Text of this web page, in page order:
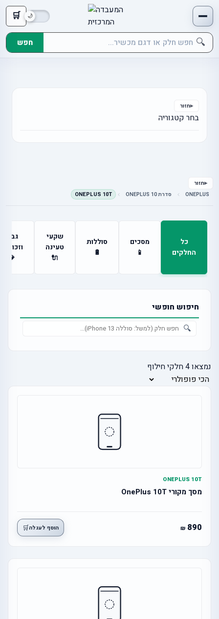
🛒
🔍 חפש
חזור
בחר קטגוריה
חזור
ONEPLUS
סדרת ONEPLUS 10 ONEPLUS 10T
כל
החלקים
מסכים
📱
סוללות
🔋
שקעי
טעינה
🔌
גבים
💎
חיפוש חופשי
🔍
נמצאו4חלקי חילוף
ONEPLUS 10T
מסך מקורי OnePlus 10T
890 הוסף לעגלה🛒